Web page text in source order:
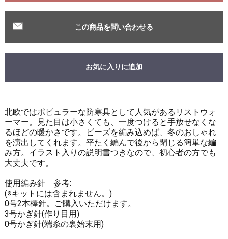
この商品を問い合わせる
お気に入りに追加
北欧ではポピュラーな防寒具として人気があるリストウォ
ーマー。見た目は小さくても、一度つけると手放せなくな
るほどの暖かさです。ビーズを編み込めば、冬のおしゃれ
を演出してくれます。平たく編んで後から閉じる簡単な編
み方。イラスト入りの説明書つきなので、初心者の方でも
大丈夫です。
使用編み針 参考:
(※キットには含まれません。)
0号2本棒針。ご購入いただけます。
3号かぎ針(作り目用)
0号かぎ針(端糸の裏始末用)